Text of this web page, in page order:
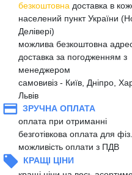
безкоштовна доставка в
населений пункт України
Делівері)
можлива безкоштовна
доставка за погодженням з
менеджером
самовивіз - Київ, Дніпро,
Львів
ЗРУЧНА ОПЛАТА
оплата при отриманні
безготівкова оплата для
можливість оплати з ПДВ
КРАЩІ ЦІНИ